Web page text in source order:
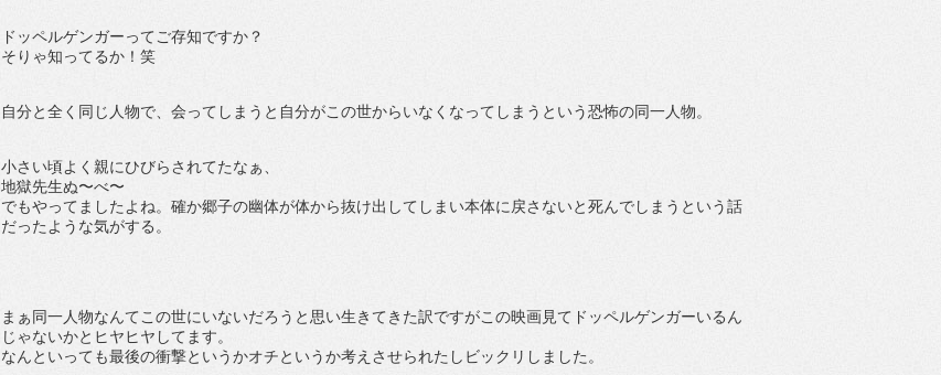
ドッペルゲンガーってご存知ですか？
そりゃ知ってるか！笑
自分と全く同じ人物で、会ってしまうと自分がこの世からいなくなってしまうという恐怖の同一人物。
小さい頃よく親にひびらされてたなぁ、
地獄先生ぬ〜べ〜
でもやってましたよね。確か郷子の幽体が体から抜け出してしまい本体に戻さないと死んでしまうという話
だったような気がする。
まぁ同一人物なんてこの世にいないだろうと思い生きてきた訳ですがこの映画見てドッペルゲンガーいるん
じゃないかとヒヤヒヤしてます。
なんといっても最後の衝撃というかオチというか考えさせられたしビックリしました。